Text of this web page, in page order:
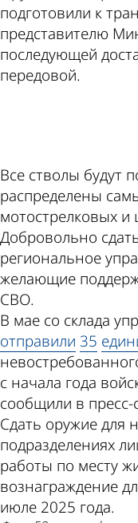
подготовили к
представителю
последующей
передовой.
Все стволы будут
распределены
мотострелковых
Добровольно
региональное
желающие
СВО.
В мае со склада
отправили 35
с начала года
сообщили в пресс-
Сдать оружие
подразделениях
работы по месту
вознаграждение
июле 2025 года.